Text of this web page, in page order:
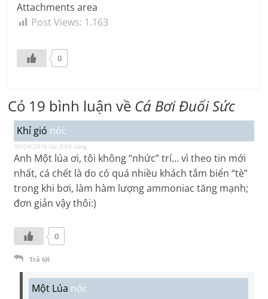
Attachments area
Post Views: 1.163
0
Có 19 bình luận về Cá Bơi Đuối Sức
Khỉ gió nói:
30/04/2016 lúc 3:03 sáng
Anh Một lúa ơi, tôi không “nhức” trí… vì theo tin mới
nhất, cá chết là do có quá nhiều khách tắm biển “tè”
trong khi bơi, làm hàm lượng ammoniac tăng mạnh;
đơn giản vậy thôi:)
0
Trả lời
Một Lúa nói: